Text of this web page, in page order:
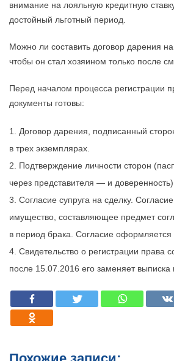
внимание на лояльную кредитную
достойный льготный период.
Можно ли составить договор дарения на
чтобы он стал хозяином только после
Перед началом процесса регистрации
документы готовы:
Договор дарения, подписанный
в трех экземплярах.
Подтверждение личности сторон
через представителя — и доверенность).
Согласие супруга на сделку. Согласие
имущество, составляющее предмет
в период брака. Согласие оформляется
Свидетельство о регистрации права
после 15.07.2016 его заменяет выписка